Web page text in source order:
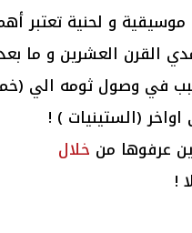
و لحنية تعتبر
القرن العشرين و ما
في وصول ثومه الي
(الستينيات ) !
عرفوها من خلال
!